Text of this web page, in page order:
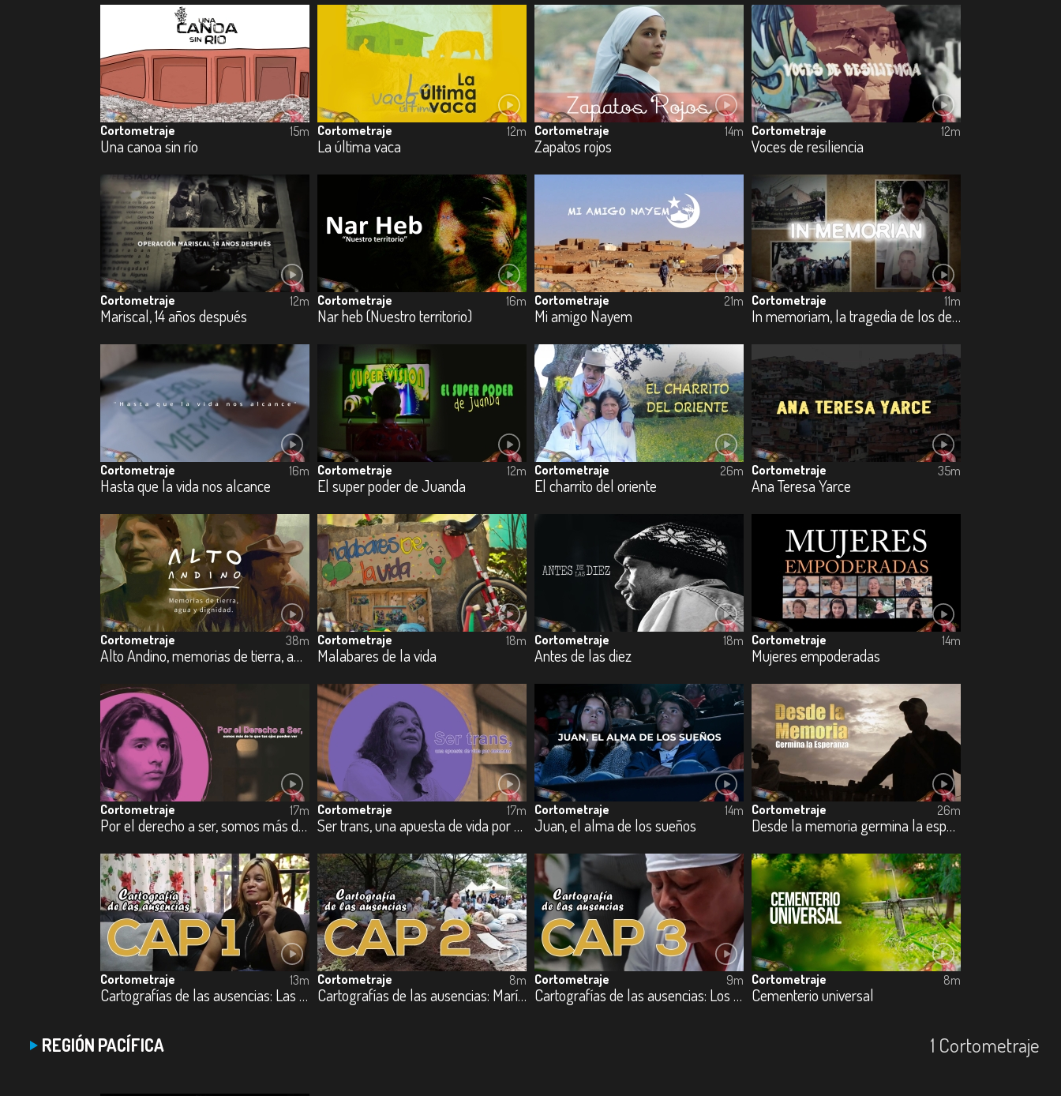
Cortometraje
Una canoa sin río
15m Cortometraje
La última vaca
12m Cortometraje
Zapatos rojos
14m Cortometraje
Voces de resiliencia
12m
Cortometraje
Mariscal, 14 años después
12m Cortometraje
Nar heb (Nuestro territorio)
16m Cortometraje
Mi amigo Nayem
21m Cortometraje
In memoriam, la tragedia de los desaparecidos
11m
Cortometraje
Hasta que la vida nos alcance
16m Cortometraje
El super poder de Juanda
12m Cortometraje
El charrito del oriente
26m Cortometraje
Ana Teresa Yarce
35m
Cortometraje
Alto Andino, memorias de tierra, agua y dignidad
38m Cortometraje
Malabares de la vida
18m Cortometraje
Antes de las diez
18m Cortometraje
Mujeres empoderadas
14m
Cortometraje
Por el derecho a ser, somos más de lo que tus ojos pueden ver
17m Cortometraje
Ser trans, una apuesta de vida por defender
17m Cortometraje
Juan, el alma de los sueños
14m Cortometraje
Desde la memoria germina la esperanza
26m
Cortometraje
Cartografías de las ausencias: Las Bedoya
13m Cortometraje
Cartografías de las ausencias: María Auxilio Arenas
8m Cortometraje
Cartografías de las ausencias: Los desaparecidos del Plan Foronda
9m Cortometraje
Cementerio universal
8m
REGIÓN PACÍFICA 1 Cortometraje